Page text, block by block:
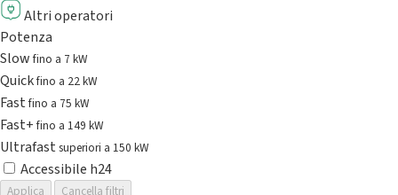
Altri operatori
Potenza
Slowfino a 7 kW
Quickfino a 22 kW
Fastfino a 75 kW
Fast+fino a 149 kW
Ultrafast superiori a 150 kW
Accessibile h24
Applica
Cancella filtri